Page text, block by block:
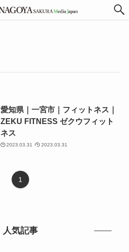
愛知県｜一宮市｜フィットネス｜
ZEKU FITNESS ゼクウフィット
ネス
2023.03.31 2023.03.31
1
人気記事